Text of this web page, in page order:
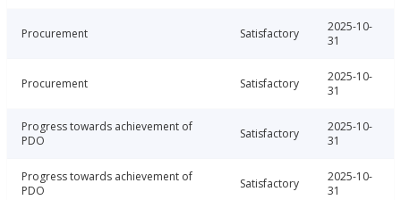
Procurement Satisfactory
2025-10-
31
Procurement Satisfactory
2025-10-
31
Progress towards achievement of
PDO
Satisfactory
2025-10-
31
Progress towards achievement of
PDO
Satisfactory
2025-10-
31